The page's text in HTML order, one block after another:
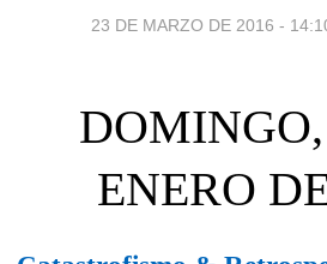
23 DE MARZO DE 2016 -
ENERO